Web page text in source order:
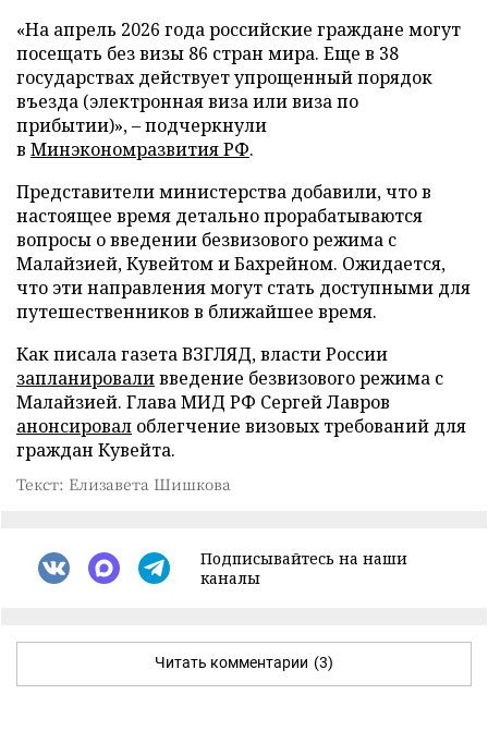
«На апрель 2026 года российские граждане могут
посещать без визы 86 стран мира. Еще в 38
государствах действует упрощенный порядок
въезда (электронная виза или виза по
прибытии)», – подчеркнули
в Минэкономразвития РФ.
Представители министерства добавили, что в
настоящее время детально прорабатываются
вопросы о введении безвизового режима с
Малайзией, Кувейтом и Бахрейном. Ожидается,
что эти направления могут стать доступными для
путешественников в ближайшее время.
Как писала газета ВЗГЛЯД, власти России
запланироваливведение безвизового режима с
Малайзией. Глава МИД РФ Сергей Лавров
анонсировал облегчение визовых требований для
граждан Кувейта.
Текст: Елизавета Шишкова
Подписывайтесь на наши
каналы
Читать комментарии (3)